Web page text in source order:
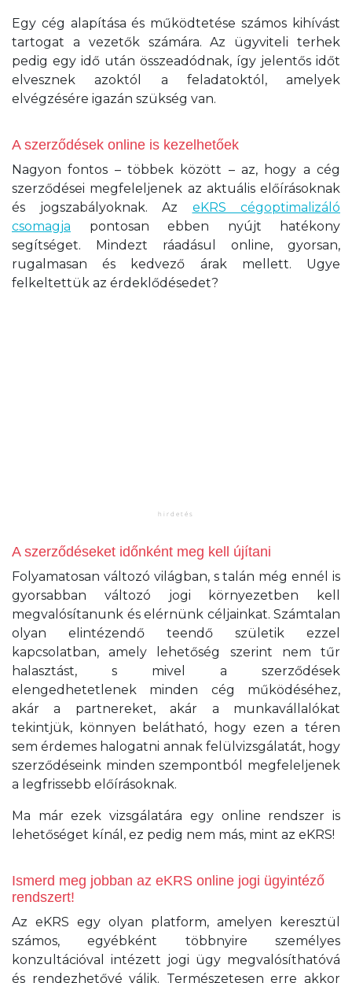
Egy cég alapítása és működtetése számos kihívást
tartogat a vezetők számára. Az ügyviteli terhek
pedig egy idő után összeadódnak, így jelentős időt
elvesznek azoktól a feladatoktól, amelyek
elvégzésére igazán szükség van.
A szerződések online is kezelhetőek
Nagyon fontos – többek között – az, hogy a cég
szerződései megfeleljenek az aktuális előírásoknak
és jogszabályoknak. Az eKRS cégoptimalizáló
csomagja pontosan ebben nyújt hatékony
segítséget. Mindezt ráadásul online, gyorsan,
rugalmasan és kedvező árak mellett. Ugye
felkeltettük az érdeklődésedet?
A szerződéseket időnként meg kell újítani
Folyamatosan változó világban, s talán még ennél is
gyorsabban változó jogi környezetben kell
megvalósítanunk és elérnünk céljainkat. Számtalan
olyan elintézendő teendő születik ezzel
kapcsolatban, amely lehetőség szerint nem tűr
halasztást, s mivel a szerződések
elengedhetetlenek minden cég működéséhez,
akár a partnereket, akár a munkavállalókat
tekintjük, könnyen belátható, hogy ezen a téren
sem érdemes halogatni annak felülvizsgálatát, hogy
szerződéseink minden szempontból megfeleljenek
a legfrissebb előírásoknak.
Ma már ezek vizsgálatára egy online rendszer is
lehetőséget kínál, ez pedig nem más, mint az eKRS!
Ismerd meg jobban az eKRS online jogi ügyintéző
rendszert!
Az eKRS egy olyan platform, amelyen keresztül
számos, egyébként többnyire személyes
konzultációval intézett jogi ügy megvalósíthatóvá
és rendezhetővé válik. Természetesen erre akkor